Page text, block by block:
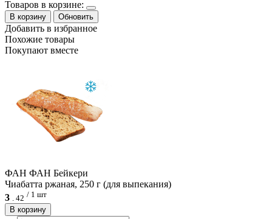
Товаров в корзине:
В корзину Обновить
Добавить в избранное
Похожие товары
Покупают вместе
ФАН ФАН Бейкери
Чиабатта ржаная, 250 г (для выпекания)
3 . 42 / 1 шт
В корзину